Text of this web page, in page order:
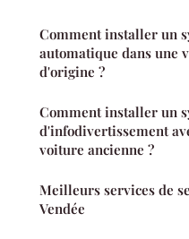
Comment installer un
automatique dans une
d'origine ?
Comment installer un
d'infodivertissement
voiture ancienne ?
Meilleurs services de
Vendée